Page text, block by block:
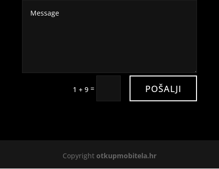
1 + 9 = POŠALJI
Copyright otkupmobitela.hr